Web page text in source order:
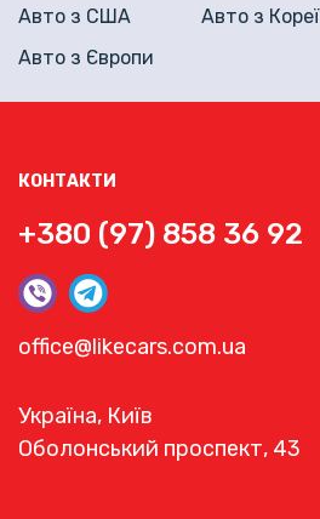
КОНТАКТИ
+380 (97) 858 36 92
office@likecars.com.ua
Україна, Київ
Оболонський проспект, 43
Авто з США
Авто з Кореї
Авто з Європи